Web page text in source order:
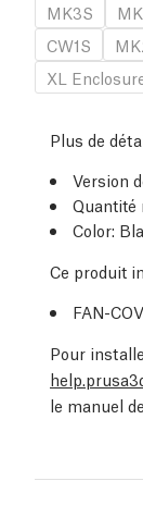
MK3S
CW1S
XL
Plus de
Version
Quantité
Color:
Ce produit
FAN-
Pour
le manuel